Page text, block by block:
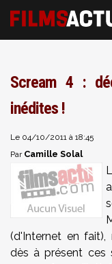
Scream 4 :
inédites !
Le 04/10/2011 à 18:45
Par Camille Solal
(d'Internet en
dès à présent ces